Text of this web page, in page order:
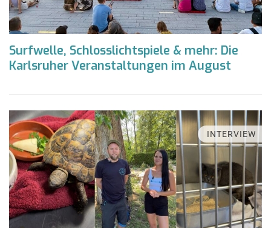
Surfwelle, Schlosslichtspiele & mehr: Die
Karlsruher Veranstaltungen im August
INTERVIEW